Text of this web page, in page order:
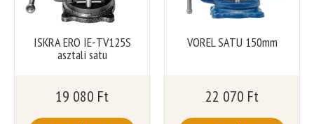
ISKRA ERO IE-TV125S
asztali satu
19 080 Ft
VOREL SATU 150mm
22 070 Ft